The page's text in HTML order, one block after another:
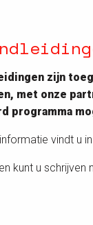
zijn
met onze
programma
vindt u
kunt u schrijven